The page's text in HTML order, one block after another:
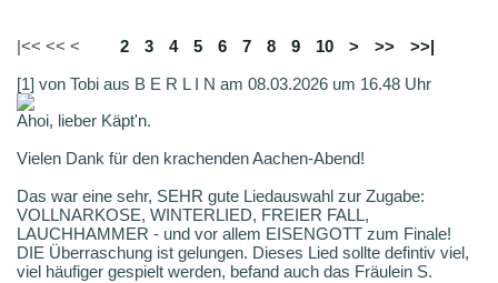
|<< << < 2 3 4 5 6 7 8 9 10 > >>
>>|
[1] von Tobi aus B E R L I N am 08.03.2026 um 16.48 Uhr
Ahoi, lieber Käpt'n.
Vielen Dank für den krachenden Aachen-Abend!
Das war eine sehr, SEHR gute Liedauswahl zur Zugabe:
VOLLNARKOSE, WINTERLIED, FREIER FALL,
LAUCHHAMMER - und vor allem EISENGOTT zum Finale!
DIE Überraschung ist gelungen. Dieses Lied sollte defintiv viel,
viel häufiger gespielt werden, befand auch das Fräulein S.